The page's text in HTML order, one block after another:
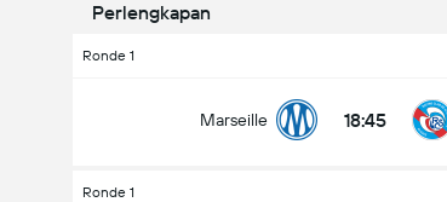
Perlengkapan
Ronde 1
Marseille 18:45
Ronde 1